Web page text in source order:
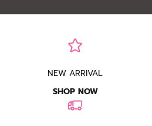
NEW ARRIVAL
SHOP NOW